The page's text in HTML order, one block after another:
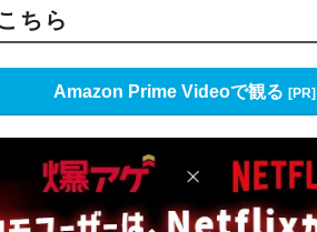
ちら
Amazon Prime Videoで観る [PR]